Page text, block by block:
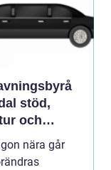
och
i en svår
nära går